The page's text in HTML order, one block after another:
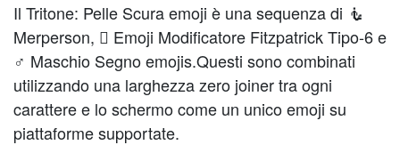
Il Tritone: Pelle Scura emoji è una sequenza di 🧜
Merperson, 🏿 Emoji Modificatore Fitzpatrick Tipo-6 e
♂ Maschio Segno emojis.Questi sono combinati
utilizzando una larghezza zero joiner tra ogni
carattere e lo schermo come un unico emoji su
piattaforme supportate.